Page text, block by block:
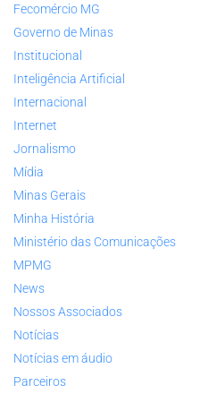
Fecomércio MG
Governo de Minas
Institucional
Inteligência Artificial
Internacional
Internet
Jornalismo
Mídia
Minas Gerais
Minha História
Ministério das Comunicações
MPMG
News
Nossos Associados
Notícias
Notícias em áudio
Parceiros